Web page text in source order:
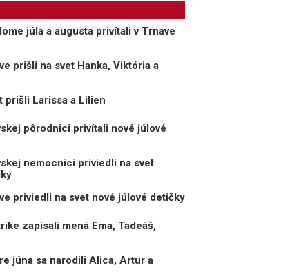
júla a augusta privítali v Trnave
prišli na svet Hanka, Viktória a
prišli Larissa a Lilien
pôrodnici privítali nové júlové
nemocnici priviedli na svet
priviedli na svet nové júlové detičky
zapísali mená Ema, Tadeáš,
júna sa narodili Alica, Artur a